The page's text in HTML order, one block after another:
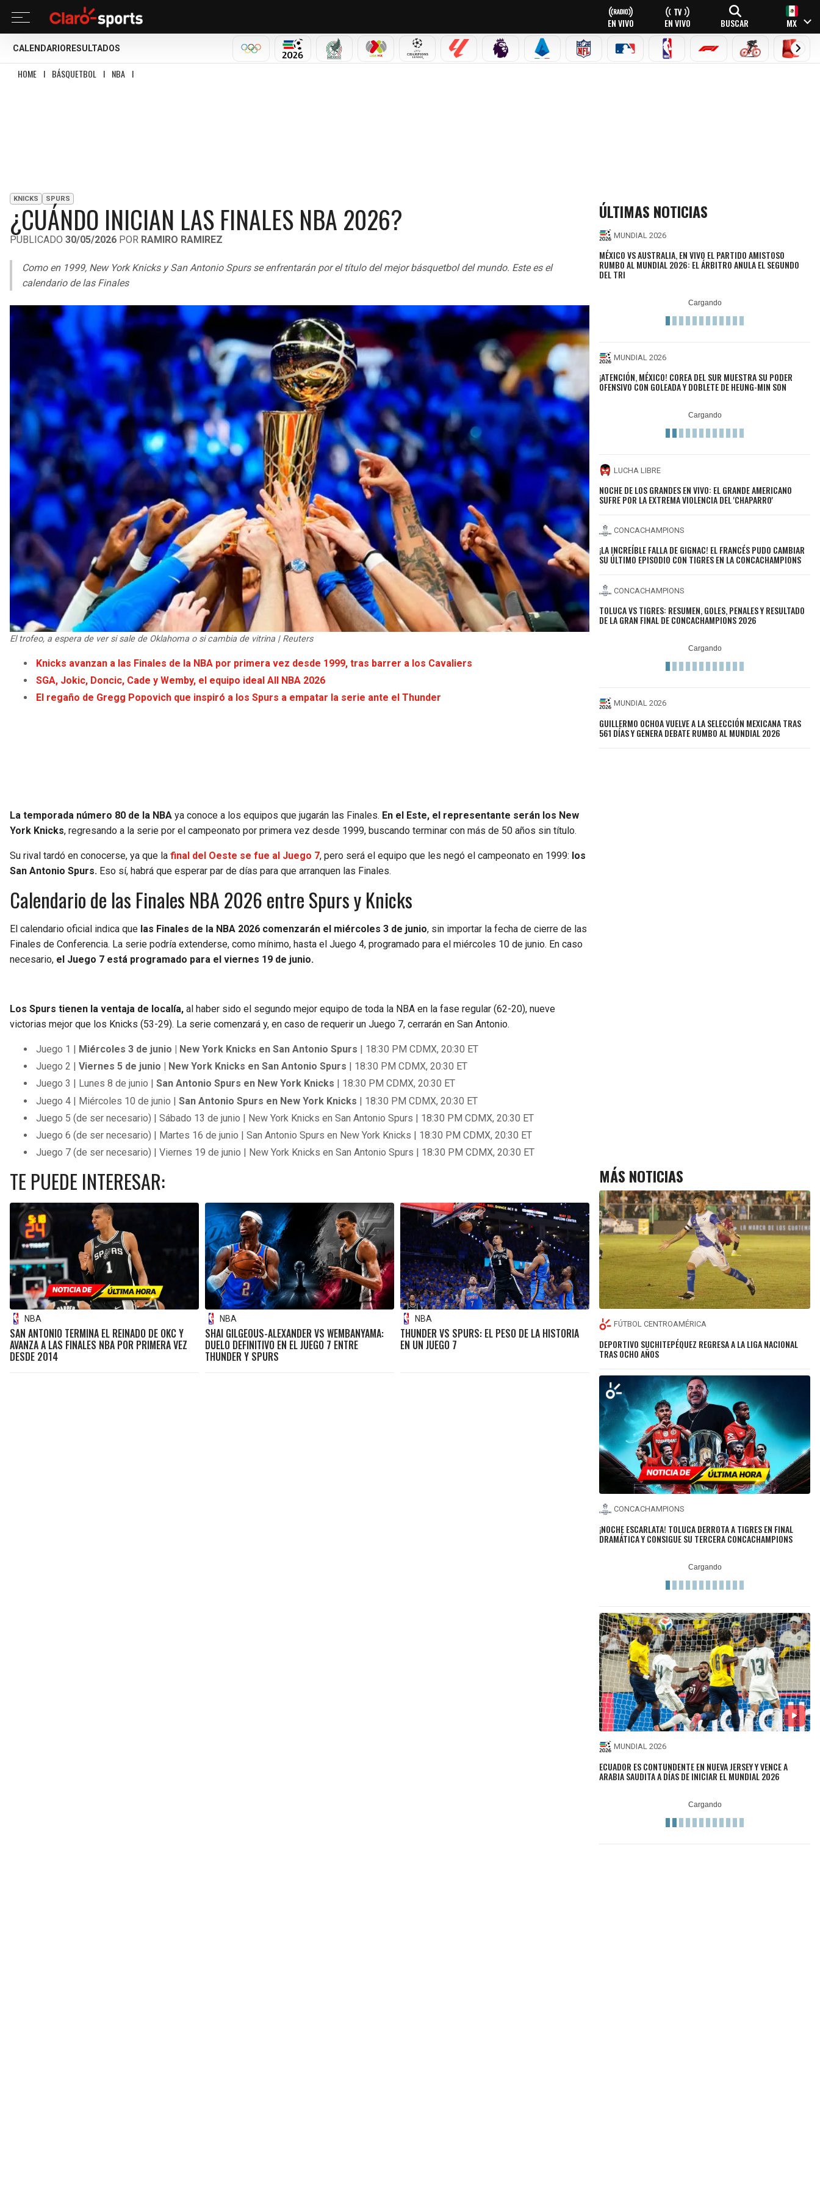
EN VIVO EN VIVO BUSCAR MX
CALENDARIO RESULTADOS
OLÍMPICOSMUNDIAL 2026SELECCIÓN MEXICANA
LIGA MX CHAMPIONS LEAGUE
LALIGA PREMIER LEAGUE
SERIE A NFL MLB NBA FÓRMULA 1CICLISMOBOXEO
HOME I BÁSQUETBOL I NBA I
KNICKS SPURS
¿CUÁNDO INICIAN LAS FINALES NBA 2026?
PUBLICADO 30/05/2026 POR RAMIRO RAMIREZ
Como en 1999, New York Knicks y San Antonio Spurs se enfrentarán por el título del mejor básquetbol del mundo. Este es el
calendario de las Finales
El trofeo, a espera de ver si sale de Oklahoma o si cambia de vitrina | Reuters
Knicks avanzan a las Finales de la NBA por primera vez desde 1999, tras barrer a los Cavaliers
SGA, Jokic, Doncic, Cade y Wemby, el equipo ideal All NBA 2026
El regaño de Gregg Popovich que inspiró a los Spurs a empatar la serie ante el Thunder
La temporada número 80 de la NBA ya conoce a los equipos que jugarán las Finales. En el Este, el representante serán los New
York Knicks, regresando a la serie por el campeonato por primera vez desde 1999, buscando terminar con más de 50 años sin título.
Su rival tardó en conocerse, ya que la final del Oeste se fue al Juego 7, pero será el equipo que les negó el campeonato en 1999: los
San Antonio Spurs. Eso sí, habrá que esperar par de días para que arranquen las Finales.
Calendario de las Finales NBA 2026 entre Spurs y Knicks
El calendario oficial indica que las Finales de la NBA 2026 comenzarán el miércoles 3 de junio, sin importar la fecha de cierre de las
Finales de Conferencia. La serie podría extenderse, como mínimo, hasta el Juego 4, programado para el miércoles 10 de junio. En caso
necesario, el Juego 7 está programado para el viernes 19 de junio.
Los Spurs tienen la ventaja de localía, al haber sido el segundo mejor equipo de toda la NBA en la fase regular (62-20), nueve
victorias mejor que los Knicks (53-29). La serie comenzará y, en caso de requerir un Juego 7, cerrarán en San Antonio.
Juego 1 | Miércoles 3 de junio | New York Knicks en San Antonio Spurs | 18:30 PM CDMX, 20:30 ET
Juego 2 |Viernes 5 de junio | New York Knicks en San Antonio Spurs | 18:30 PM CDMX, 20:30 ET
Juego 3 | Lunes 8 de junio |San Antonio Spurs en New York Knicks
| 18:30 PM CDMX, 20:30 ET
Juego 4 | Miércoles 10 de junio |San Antonio Spurs en New York Knicks | 18:30 PM CDMX, 20:30 ET
Juego 5 (de ser necesario) | Sábado 13 de junio | New York Knicks en San Antonio Spurs | 18:30 PM CDMX, 20:30 ET
Juego 6 (de ser necesario) | Martes 16 de junio | San Antonio Spurs en New York Knicks | 18:30 PM CDMX, 20:30 ET
Juego 7 (de ser necesario) | Viernes 19 de junio | New York Knicks en San Antonio Spurs | 18:30 PM CDMX, 20:30 ET
TE PUEDE INTERESAR:
NBA
SAN ANTONIO TERMINA EL REINADO DE OKC Y
AVANZA A LAS FINALES NBA POR PRIMERA VEZ
DESDE 2014
NBA
SHAI GILGEOUS-ALEXANDER VS WEMBANYAMA:
DUELO DEFINITIVO EN EL JUEGO 7 ENTRE
THUNDER Y SPURS
NBA
THUNDER VS SPURS: EL PESO DE LA HISTORIA
EN UN JUEGO 7
ÚLTIMAS NOTICIAS
MUNDIAL 2026
MÉXICO VS AUSTRALIA, EN VIVO EL PARTIDO AMISTOSO
RUMBO AL MUNDIAL 2026: EL ÁRBITRO ANULA EL SEGUNDO
DEL TRI
MUNDIAL 2026
¡ATENCIÓN, MÉXICO! COREA DEL SUR MUESTRA SU PODER
OFENSIVO CON GOLEADA Y DOBLETE DE HEUNG-MIN SON
LUCHA LIBRE
NOCHE DE LOS GRANDES EN VIVO: EL GRANDE AMERICANO
SUFRE POR LA EXTREMA VIOLENCIA DEL 'CHAPARRO'
CONCACHAMPIONS
¡LA INCREÍBLE FALLA DE GIGNAC! EL FRANCÉS PUDO CAMBIAR
SU ÚLTIMO EPISODIO CON TIGRES EN LA CONCACHAMPIONS
CONCACHAMPIONS
TOLUCA VS TIGRES: RESUMEN, GOLES, PENALES Y RESULTADO
DE LA GRAN FINAL DE CONCACHAMPIONS 2026
MUNDIAL 2026
GUILLERMO OCHOA VUELVE A LA SELECCIÓN MEXICANA TRAS
561 DÍAS Y GENERA DEBATE RUMBO AL MUNDIAL 2026
MÁS NOTICIAS
FÚTBOL CENTROAMÉRICA
DEPORTIVO SUCHITEPÉQUEZ REGRESA A LA LIGA NACIONAL
TRAS OCHO AÑOS
CONCACHAMPIONS
¡NOCHE ESCARLATA! TOLUCA DERROTA A TIGRES EN FINAL
DRAMÁTICA Y CONSIGUE SU TERCERA CONCACHAMPIONS
MUNDIAL 2026
ECUADOR ES CONTUNDENTE EN NUEVA JERSEY Y VENCE A
ARABIA SAUDITA A DÍAS DE INICIAR EL MUNDIAL 2026